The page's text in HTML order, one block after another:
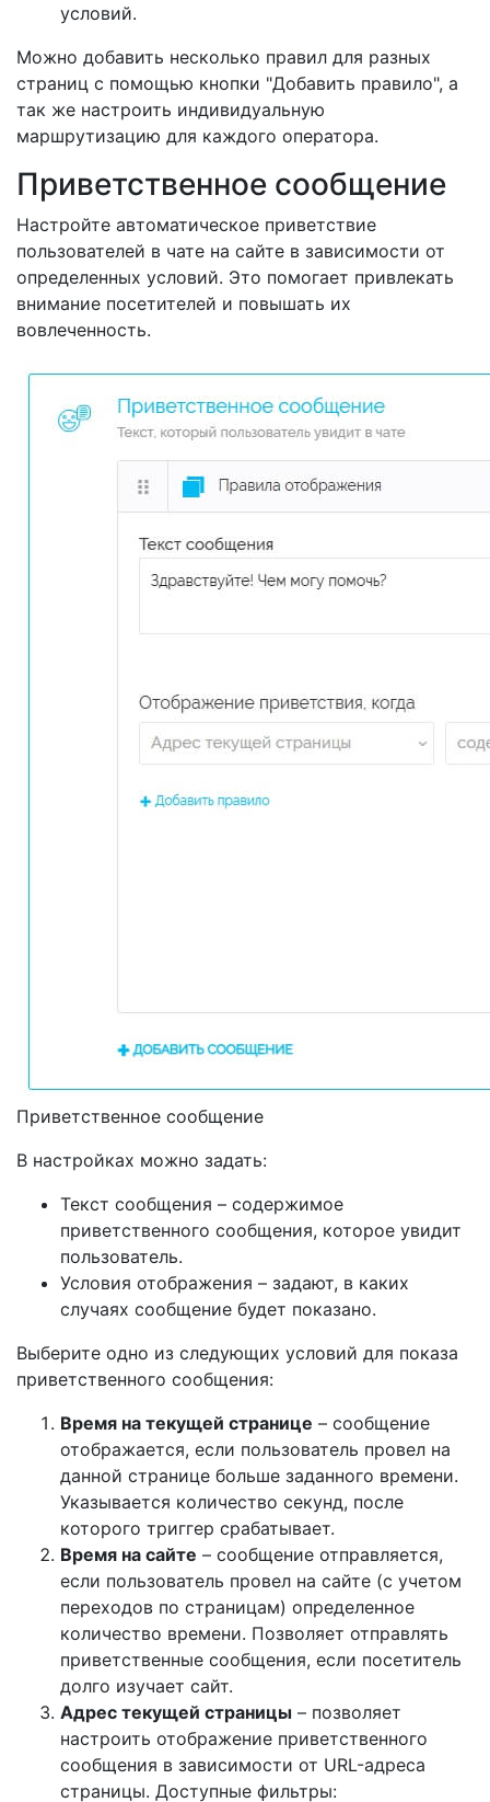
условий.
Можно добавить несколько правил для разных
страниц с помощью кнопки "Добавить правило", а
так же настроить индивидуальную
маршрутизацию для каждого оператора.
Приветственное сообщение
Настройте автоматическое приветствие
пользователей в чате на сайте в зависимости от
определенных условий. Это помогает привлекать
внимание посетителей и повышать их
вовлеченность.
Приветственное сообщение
В настройках можно задать:
Текст сообщения – содержимое
приветственного сообщения, которое увидит
пользователь.
Условия отображения – задают, в каких
случаях сообщение будет показано.
Выберите одно из следующих условий для показа
приветственного сообщения:
Время на текущей странице – сообщение
отображается, если пользователь провел на
данной странице больше заданного времени.
Указывается количество секунд, после
которого триггер срабатывает.
Время на сайте – сообщение отправляется,
если пользователь провел на сайте (с учетом
переходов по страницам) определенное
количество времени. Позволяет отправлять
приветственные сообщения, если посетитель
долго изучает сайт.
Адрес текущей страницы – позволяет
настроить отображение приветственного
сообщения в зависимости от URL-адреса
страницы. Доступные фильтры: